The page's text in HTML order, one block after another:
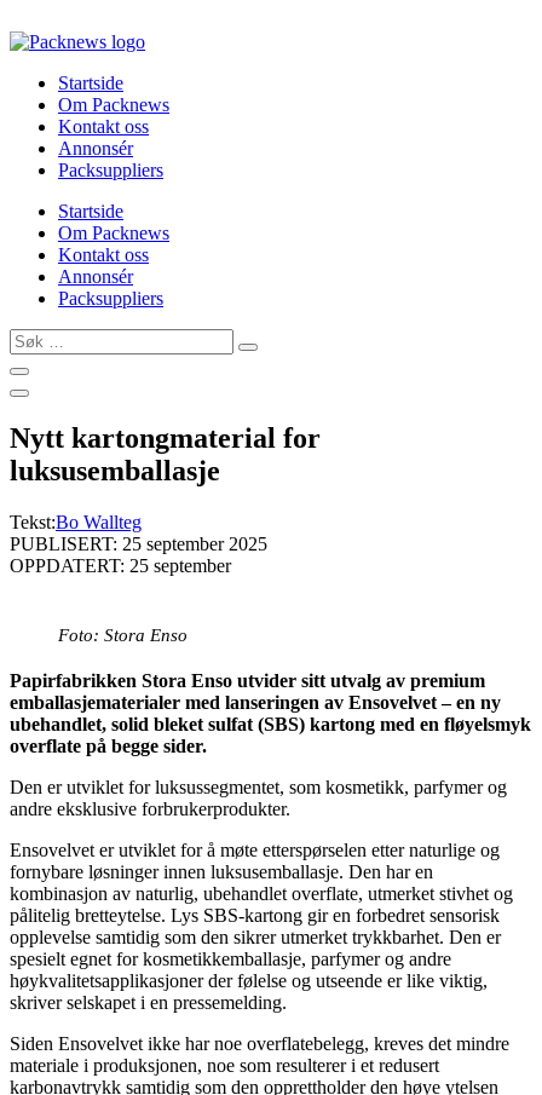
to
Startside
Om Packnews
Kontakt oss
Annonsér
Packsuppliers
Startside
Om Packnews
Kontakt oss
Annonsér
Packsuppliers
Søk
…
Nytt kartongmaterial for
luksusemballasje
Tekst:Bo Wallteg
PUBLISERT: 25 september 2025
OPPDATERT: 25 september
Foto: Stora Enso
Papirfabrikken Stora Enso utvider sitt utvalg av premium
emballasjematerialer med lanseringen av Ensovelvet – en ny
ubehandlet, solid bleket sulfat (SBS) kartong med en fløyelsmyk
overflate på begge sider.
Den er utviklet for luksussegmentet, som kosmetikk, parfymer og
andre eksklusive forbrukerprodukter.
Ensovelvet er utviklet for å møte etterspørselen etter naturlige og
fornybare løsninger innen luksusemballasje. Den har en
kombinasjon av naturlig, ubehandlet overflate, utmerket stivhet og
pålitelig bretteytelse. Lys SBS-kartong gir en forbedret sensorisk
opplevelse samtidig som den sikrer utmerket trykkbarhet. Den er
spesielt egnet for kosmetikkemballasje, parfymer og andre
høykvalitetsapplikasjoner der følelse og utseende er like viktig,
skriver selskapet i en pressemelding.
Siden Ensovelvet ikke har noe overflatebelegg, kreves det mindre
materiale i produksjonen, noe som resulterer i et redusert
karbonavtrykk samtidig som den opprettholder den høye ytelsen